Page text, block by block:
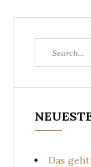
for:
Das